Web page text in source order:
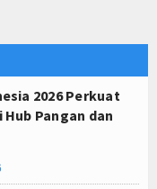
2026 Perkuat
Pangan dan